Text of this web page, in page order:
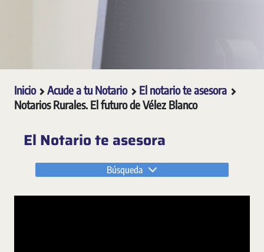
Inicio Acude a tu Notario
El notario te asesora
Notarios Rurales. El futuro de Vélez Blanco
El Notario te asesora
Búsqueda